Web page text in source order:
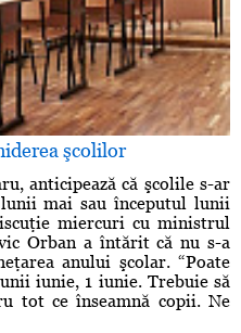
şcolilor
anticipează că şcolile s-ar
mai sau începutul lunii
miercuri cu ministrul
Orban a întărit că nu s-a
anului şcolar. “Poate
iunie, 1 iunie. Trebuie să
tot ce înseamnă copii. Ne